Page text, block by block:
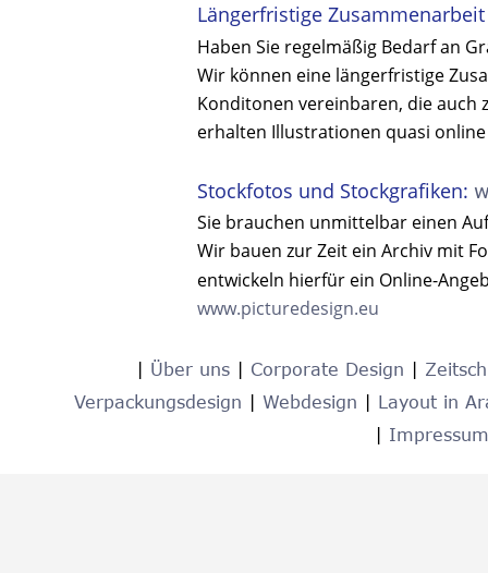
Längerfristige Zusammenarbeit
Haben Sie regelmäßig Bedarf an
Wir können eine längerfristige
Konditonen vereinbaren, die auch
erhalten Illustrationen quasi
Stockfotos und Stockgrafiken:
Sie brauchen unmittelbar einen
Wir bauen zur Zeit ein Archiv mit
entwickeln hierfür ein Online-
www.picturedesign.eu
Über uns Corporate Design
Verpackungsdesign
Webdesign
Layout in